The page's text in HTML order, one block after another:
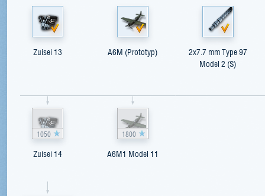
Zuisei 13
1050
Zuisei 14
A6M (Prototyp)
1800
A6M1 Model 11
2x7.7 mm Type 97
Model 2 (S)